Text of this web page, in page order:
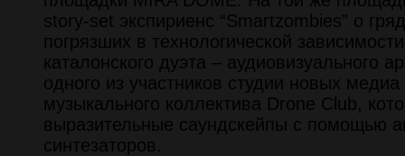
story-set экспириенс “Smartzombies” о
погрязших в технологической
каталонского дуэта – аудиовизуального
одного из участников студии новых
музыкального коллектива Drone Club,
выразительные саундскейпы с помощью
синтезаторов.